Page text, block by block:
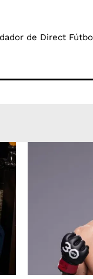
de Direct